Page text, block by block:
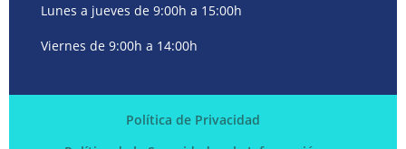
Lunes a jueves de 9:00h a 15:00h
Viernes de 9:00h a 14:00h
Política de Privacidad